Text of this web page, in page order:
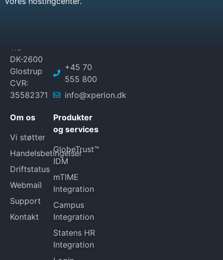
115
DK-2600
Glostrup
CVR:
35582371
+45 70
555 800
info@xperion.dk
Om os
Vi støtter
Handelsbetingelser
Driftstatus
Webmail
Support
Kontakt
Produkter
og services
GlobeTrust™
IDM
mTIME
Integration
Campus
Integration
Statens HR
Integration